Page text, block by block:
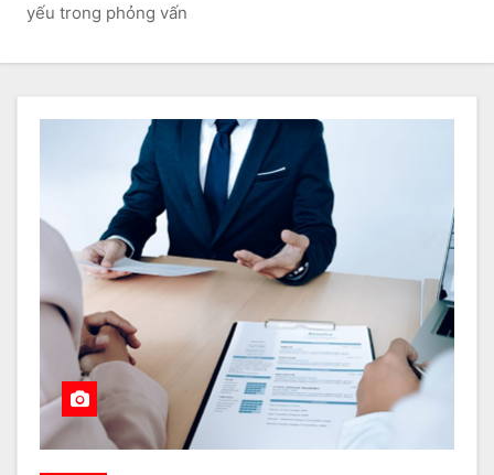
yếu trong phỏng vấn